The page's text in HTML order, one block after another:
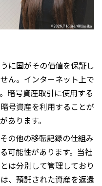
に国がその価値を保証し
ん。インターネット上で
暗号資産取引に使用する
号資産を利用することが
あります。
の他の移転記録の仕組み
可能性があります。当社
は分別して管理しており
、預託された資産を返還